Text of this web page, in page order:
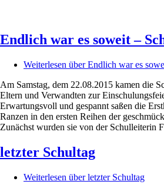
Endlich war es soweit –
Weiterlesen über Endlich war es
Am Samstag, dem 22.08.2015 kamen die
Eltern und Verwandten zur
Erwartungsvoll und gespannt saßen die
Ranzen in den ersten Reihen der
Zunächst wurden sie von der Schulleiterin
letzter Schultag
Weiterlesen über letzter Schultag